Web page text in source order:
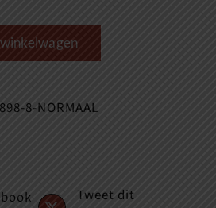
8-NORMAAL
Tweet dit